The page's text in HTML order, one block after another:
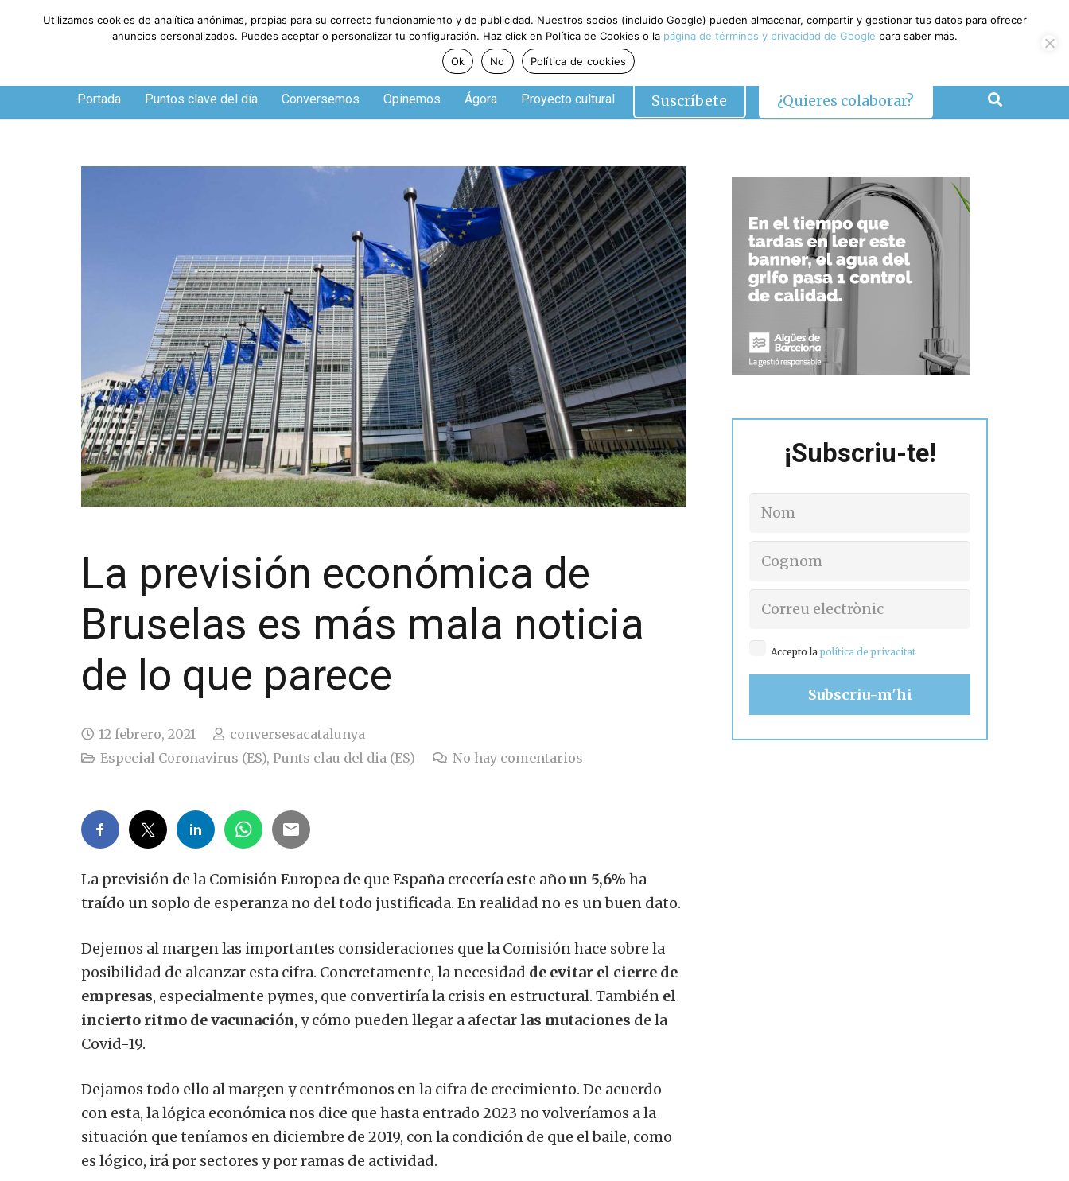
Domingo, 9 de agosto de 2026
Portada Puntos clave del día Conversemos Opinemos Ágora Proyecto cultural Suscríbete ¿Quieres colaborar?
La previsión económica de
Bruselas es más mala noticia
de lo que parece
12 febrero, 2021
conversesacatalunya
Especial Coronavirus (ES),Punts clau del dia (ES) No hay comentarios
La previsión de la Comisión Europea de que España crecería este año un 5,6% ha
traído un soplo de esperanza no del todo justificada. En realidad no es un buen dato.
Dejemos al margen las importantes consideraciones que la Comisión hace sobre la
posibilidad de alcanzar esta cifra. Concretamente, la necesidad de evitar el cierre de
empresas, especialmente pymes, que convertiría la crisis en estructural. También el
incierto ritmo de vacunación, y cómo pueden llegar a afectar las mutaciones de la
Covid-19.
Dejamos todo ello al margen y centrémonos en la cifra de crecimiento. De acuerdo
con esta, la lógica económica nos dice que hasta entrado 2023 no volveríamos a la
situación que teníamos en diciembre de 2019, con la condición de que el baile, como
es lógico, irá por sectores y por ramas de actividad.
¡Subscriu-te!
Accepto lapolítica de privacitat
Utilizamos cookies de analítica anónimas, propias para su correcto funcionamiento y de publicidad. Nuestros socios (incluido Google) pueden almacenar, compartir y gestionar tus datos para ofrecer
anuncios personalizados. Puedes aceptar o personalizar tu configuración. Haz click en Política de Cookies o la página de términos y privacidad de Google para saber más.
Ok
No Política de cookies